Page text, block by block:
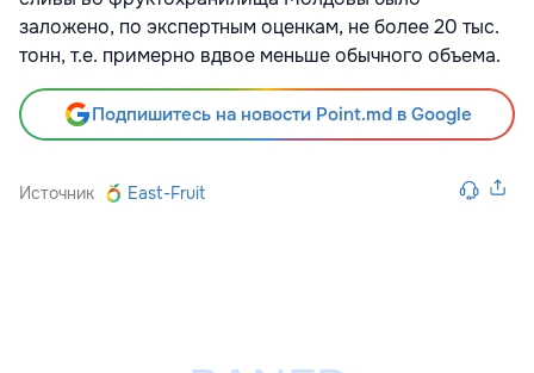
заложено, по экспертным оценкам, не более 20 тыс.
тонн, т.е. примерно вдвое меньше обычного объема.
Подпишитесь на новости Point.md в Google
Источник East-Fruit